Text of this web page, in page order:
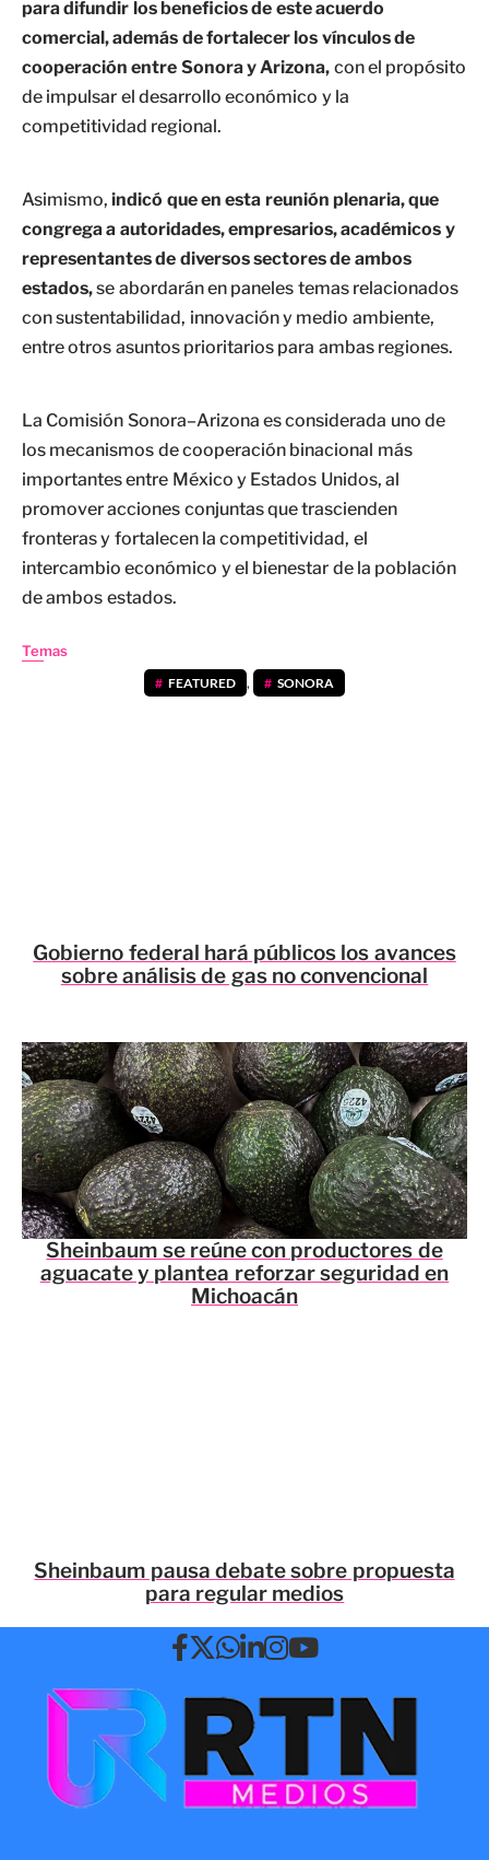
para difundir los beneficios de este acuerdo
comercial, además de fortalecer los vínculos de
cooperación entre Sonora y Arizona, con el propósito
de impulsar el desarrollo económico y la
competitividad regional.
Asimismo,indicó que en esta reunión plenaria, que
congrega a autoridades, empresarios, académicos y
representantes de diversos sectores de ambos
estados,se abordarán en paneles temas relacionados
con sustentabilidad, innovación y medio ambiente,
entre otros asuntos prioritarios para ambas regiones.
La Comisión Sonora–Arizona es considerada uno de
los mecanismos de cooperación binacional más
importantes entre México y Estados Unidos, al
promover acciones conjuntas que trascienden
fronteras y fortalecen la competitividad, el
intercambio económico y el bienestar de la población
de ambos estados.
Temas
FEATURED , SONORA
Gobierno federal hará públicos los avances
sobre análisis de gas no convencional
Sheinbaum se reúne con productores de
aguacate y plantea reforzar seguridad en
Michoacán
Sheinbaum pausa debate sobre propuesta
para regular medios